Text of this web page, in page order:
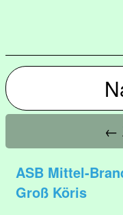
←
ASB Mittel-
Groß Köris